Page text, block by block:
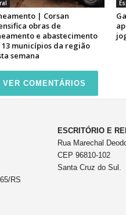
| Corsan
obras de
e abastecimento
13 municípios da região
semana
VER COMENTÁRIOS
RS
ESCRITÓRIO E
Rua Marechal
CEP 96810-102
Santa Cruz do Sul.